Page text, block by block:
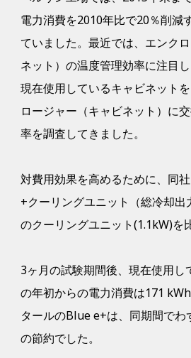
電力消費を2010年比で20％削減
ていました。最近では、エンク
ネット）の温度管理効率に注目し
現在使用しているキャビネット
ロージャー（キャビネット）に
率を調査してきました。
対費用効果を高めるために、同
+クーリングユニット（総冷却出
のクーリングユニット(1.1kW)を
3ヶ月の試験期間後、現在使用し
の年初からの電力消費は171
タールのBlue e+は、同期間でわ
の節約でした。